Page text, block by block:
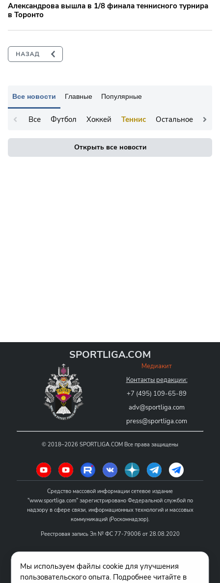
Все новости Главные Популярные
Все Футбол Хоккей Теннис Остальное
Открыть все новости
Александрова вышла в 1/8 финала теннисного турнира
в Торонто
SPORTLIGA.COM
Медиакит
Контакты редакции:
+7 (495) 109-65-89
adv@sportliga.com
press@sportliga.com
© 2018–2026 SPORTLIGA.COM Все права защищены
Средство массовой информации сетевое издание
"www.sportliga.com" зарегистрировано Федеральной службой по
надзору в сфере связи, информационных технологий и массовых
коммуникаций (Роскомнадзор).
Реестровая запись Эл № ФС 77-79006 от 28.08.2020
Название - www.sportliga.com
Учредитель СМИ сетевого издания "www.sportliga.com": ИП Чамин
О.Н.
Мы используем файлы cookie для улучшения
пользовательского опыта. Подробнее читайте в